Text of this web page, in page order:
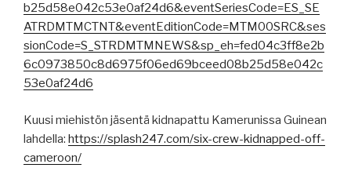
b25d58e042c53e0af24d6&eventSeriesCode=ES_SE
ATRDMTMCTNT&eventEditionCode=MTM00SRC&ses
sionCode=S_STRDMTMNEWS&sp_eh=fed04c3ff8e2b
6c0973850c8d6975f06ed69bceed08b25d58e042c
53e0af24d6
Kuusi miehistön jäsentä kidnapattu Kamerunissa Guinean
lahdella: https://splash247.com/six-crew-kidnapped-off-
cameroon/